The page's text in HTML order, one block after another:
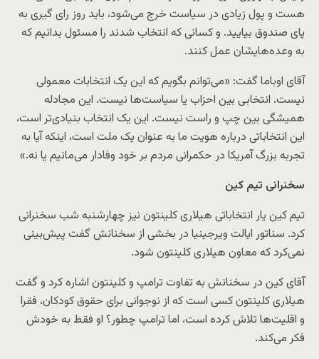
هست و پول زیادی در سیاست خرج می‌شود، باید روز رای گیری به
پای صندوق بیایید. و کسانی که انتخاب شدند را مسئول بدانیم که
به وعده‌هایشان عمل کنند.
آقای اوباما گفت:‌ «می‌توانم بگویم که این یک انتخابات معمولی
نیست. انتخابی بین احزاب یا سیاست‌ها نیست. این مجادله
همیشگی بین چپ و راست نیست. این یک انتخاب بنیادی‌تر است،
این انتخاباتی درباره هویت ما به عنوان یک ملت است، اینکه آیا به
تجربه بزرگ آمریکا در حکمرانی مردم بر خود وفادار می‌مانیم یا نه.»
سخنرانی تیم کین
تیم کین یار انتخاباتی هیلاری کلینتون نیز چهارشنبه شب سخنرانی
کرد. سناتور ایالت ویرجینیا در بخشی از سخنانش گفت پیش‌بینی
نمی‌کرد که معاون هیلاری کلینتون شود.
آقای کین در سخنانش به تفاوت ترامپ و کلینتون اشاره کرد و گفت
هیلاری کلینتون کسی است که از نوجوانی برای حقوق کودکان، فقرا
و اقلیت‌ها تلاش کرده است، اما ترامپ چطور؟ او فقط به خودش
فکر می‌کند.